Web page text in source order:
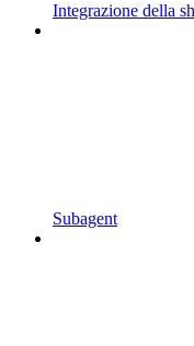
Integrazione della
Subagent